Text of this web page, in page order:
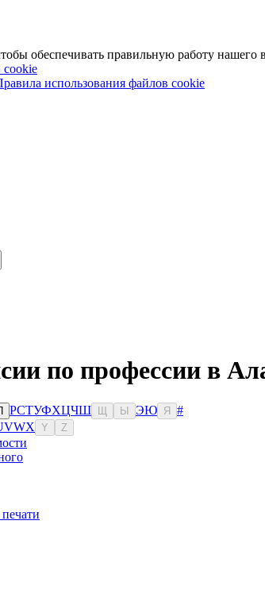
обеспечивать правильную работу нашего
cookie
использования файлов cookie
по профессии в
РСТУФХЦЧШ Ы ЭЮ Я
#
VWX Y Z